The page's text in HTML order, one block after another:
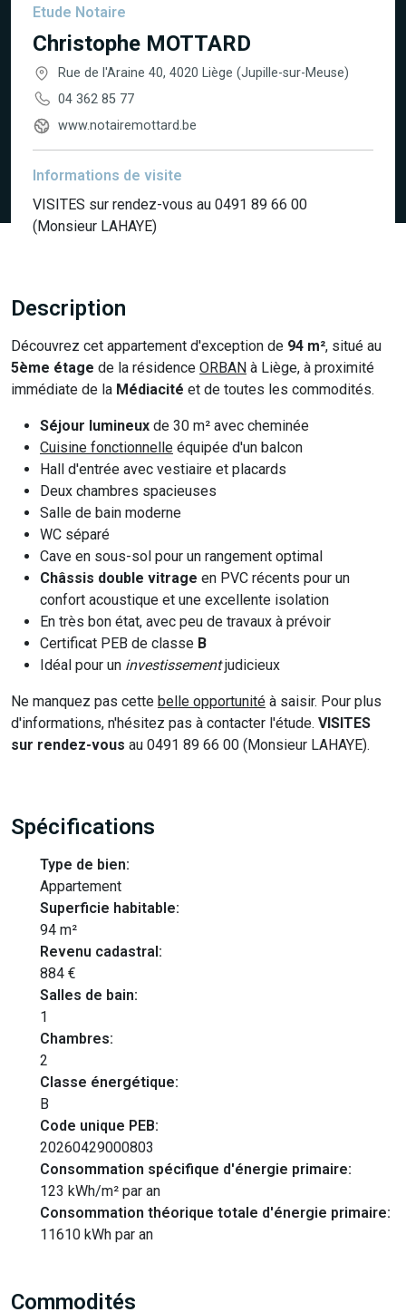
Etude Notaire
Christophe MOTTARD
Rue de l'Araine 40, 4020 Liège (Jupille-sur-Meuse)
04 362 85 77
www.notairemottard.be
Informations de visite
VISITES sur rendez-vous au 0491 89 66 00
(Monsieur LAHAYE)
Description
Découvrez cet appartement d'exception de 94 m², situé au
5ème étage de la résidence ORBAN à Liège, à proximité
immédiate de la Médiacité et de toutes les commodités.
Séjour lumineux de 30 m² avec cheminée
Cuisine fonctionnelle équipée d'un balcon
Hall d'entrée avec vestiaire et placards
Deux chambres spacieuses
Salle de bain moderne
WC séparé
Cave en sous-sol pour un rangement optimal
Châssis double vitrage en PVC récents pour un
confort acoustique et une excellente isolation
En très bon état, avec peu de travaux à prévoir
Certificat PEB de classe B
Idéal pour un investissementjudicieux
Ne manquez pas cette belle opportunité à saisir. Pour plus
d'informations, n'hésitez pas à contacter l'étude. VISITES
sur rendez-vous au 0491 89 66 00 (Monsieur LAHAYE).
Spécifications
Type de bien:
Appartement
Superficie habitable:
94 m²
Revenu cadastral:
884 €
Salles de bain:
1
Chambres:
2
Classe énergétique:
B
Code unique PEB:
20260429000803
Consommation spécifique d'énergie primaire:
123 kWh/m² par an
Consommation théorique totale d'énergie primaire:
11610 kWh par an
Commodités